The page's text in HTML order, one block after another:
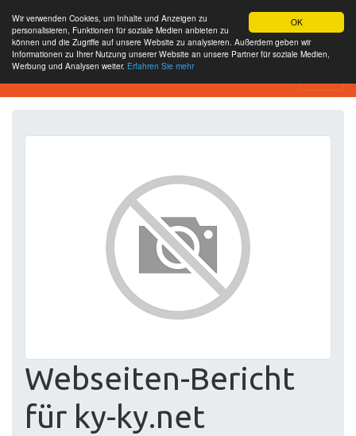
OK
Wir verwenden Cookies, um Inhalte und Anzeigen zu
personalisieren, Funktionen für soziale Medien anbieten zu
können und die Zugriffe auf unsere Website zu analysieren. Außerdem geben wir
Informationen zu Ihrer Nutzung unserer Website an unsere Partner für soziale Medien,
Werbung und Analysen weiter. Erfahren Sie mehr
SEO Analytics
Webseiten-Bericht
für ky-ky.net